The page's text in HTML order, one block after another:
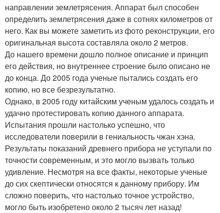
направлении землетрясения. Аппарат был способен
определить землетрясения даже в сотнях километров от
него. Как вы можете заметить из фото реконструкции, его
оригинальная высота составляла около 2 метров.
До нашего времени дошло полное описание и принцип
его действия, но внутреннее строение было описано не
до конца. До 2005 года ученые пытались создать его
копию, но все безрезультатно.
Однако, в 2005 году китайским ученым удалось создать и
удачно протестировать копию данного аппарата.
Испытания прошли настолько успешно, что
исследователи поверили в гениальность чжан хэна.
Результаты показаний древнего прибора не уступали по
точности современным, и это могло вызвать только
удивление. Несмотря на все факты, некоторые ученые
до сих скептически относятся к данному прибору. Им
сложно поверить, что настолько точное устройство,
могло быть изобретено около 2 тысяч лет назад!